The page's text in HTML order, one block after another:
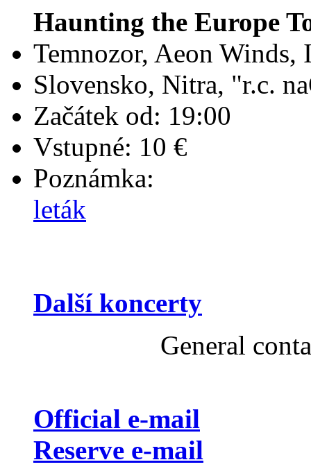
Haunting the Europe
Temnozor, Aeon Winds,
Slovensko, Nitra, "r.c.
Začátek od: 19:00
Vstupné: 10 €
Poznámka:
leták
Další koncerty
General
Official e-mail
Reserve e-mail